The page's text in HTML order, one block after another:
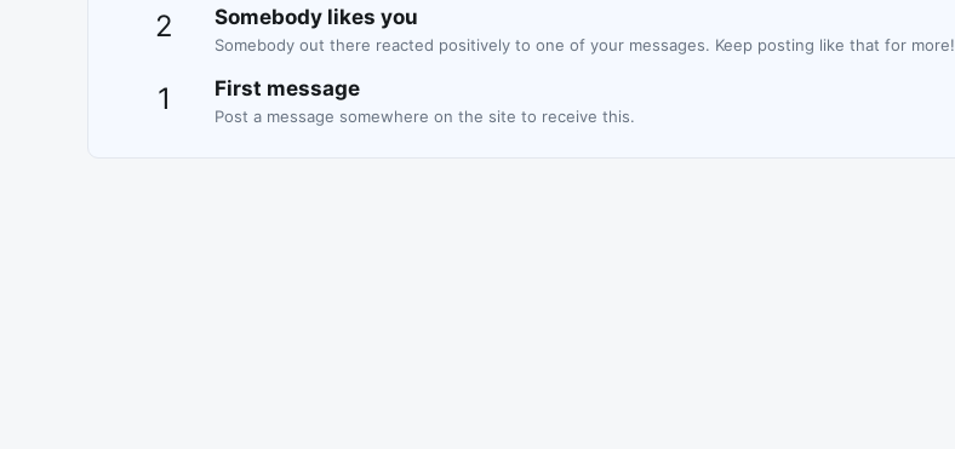
2 Somebody likes you
Somebody out there reacted positively to one of your messages. Keep posting like that for more!
1 First message
Post a message somewhere on the site to receive this.